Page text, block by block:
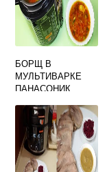
БОРЩ В
МУЛЬТИВАРКЕ
ПАНАСОНИК